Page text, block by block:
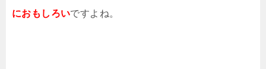
におもしろいですよね。